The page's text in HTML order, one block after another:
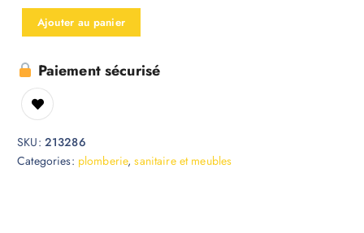
Ajouter au panier
Paiement sécurisé
SKU: 213286
Categories: plomberie,sanitaire et meubles